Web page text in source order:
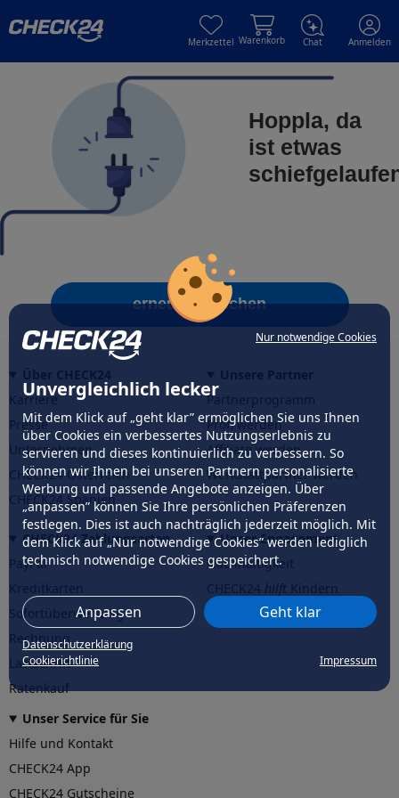
Nur notwendige Cookies
Unvergleichlich lecker
Mit dem Klick auf „geht klar” ermöglichen Sie uns Ihnen
über Cookies ein verbessertes Nutzungserlebnis zu
servieren und dieses kontinuierlich zu verbessern. So
können wir Ihnen bei unseren Partnern personalisierte
Werbung und passende Angebote anzeigen. Über
„anpassen” können Sie Ihre persönlichen Präferenzen
festlegen. Dies ist auch nachträglich jederzeit möglich. Mit
dem Klick auf „Nur notwendige Cookies” werden lediglich
technisch notwendige Cookies gespeichert.
Anpassen Geht klar
Datenschutzerklärung
Cookierichtlinie
Impressum
Merkzettel Warenkorb Chat Anmelden
Hoppla, da
ist etwas
erneut versuchen
Karriere
Presse
Unternehmen
CHECK24 Österreich
CHECK24 Spanien
Partnerprogramm
Profi werden
Affiliate werden
Werkstattpartner werden
CHECK24 Zahlungsarten
PayPal
Sofortüberweisung
Rechnung
Lastschrift
Ratenkauf
Unser Engagement
Nachhaltigkeit
CHECK24hilftder Natur
Unser Service für Sie
Hilfe und Kontakt
CHECK24 App
CHECK24 Gutscheine